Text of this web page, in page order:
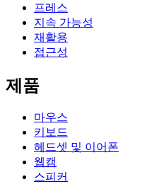
프레스
지속 가능성
재활용
접근성
제품
마우스
키보드
헤드셋 및 이어폰
웹캠
스피커